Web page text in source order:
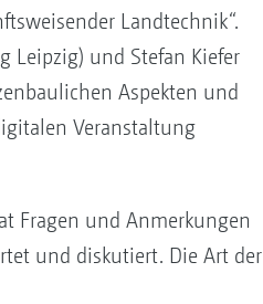
Landtechnik“.
Leipzig) und Stefan Kiefer
Aspekten und
Veranstaltung
Fragen und Anmerkungen
und diskutiert. Die Art der